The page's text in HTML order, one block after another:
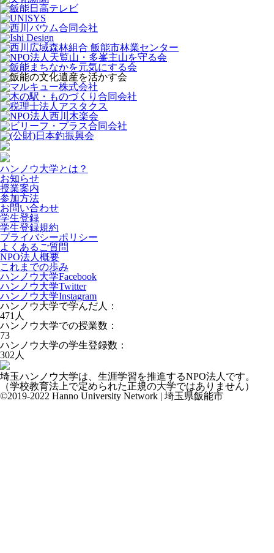
ハンノウ大学とは？
お知らせ
授業案内
参加方法
お問い合わせ
学生登録
学生登録規約
プライバシーポリシー
よくあるご質問
NPO法人概要
これまでの歩み
ハンノウ大学Facebook
ハンノウ大学Twitter
ハンノウ大学Instagram
ハンノウ大学で学んだ人：
471 人
ハンノウ大学での授業数：
73
ハンノウ大学の学生登録数：
302 人
埼玉ハンノウ大学は、生涯学習を推進するNPO法人です。
（学校教育法上で定められた正規の大学ではありません）
©2019-2022 Hanno University Network | 埼玉県飯能市